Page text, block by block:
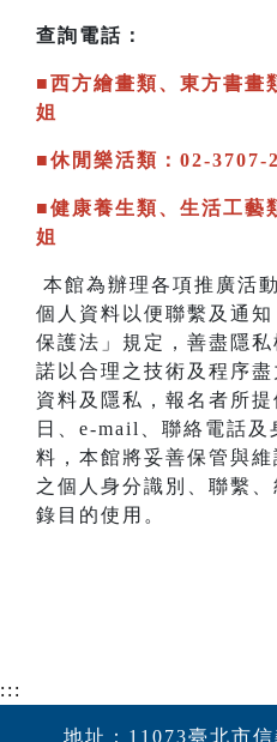
查詢電話：
■西方繪畫類、東方書畫
姐
■休閒樂活類：02-3707-
■健康養生類、生活工藝
姐
本館為辦理各項推廣活
個人資料以便聯繫及通
保護法」規定，善盡隱
諾以合理之技術及程序
資料及隱私，報名者所
日、e-mail、聯絡電話及
料，本館將妥善保管與
之個人身分識別、聯繫
錄目的使用。
:::
地址：11073臺北市